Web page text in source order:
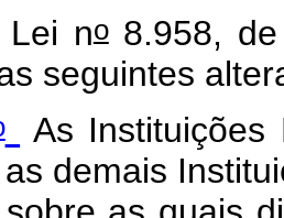
no8.958, de
seguintes
As
demais